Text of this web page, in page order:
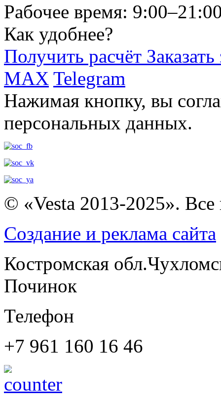
Рабочее время:
Как удобнее?
Получить расчёт
MAX Telegram
Нажимая кнопку, вы
персональных данных.
© «Vesta 2013-2025».
Создание и реклама сайта
Костромская
Починок
Телефон
+7 961 160 16 46